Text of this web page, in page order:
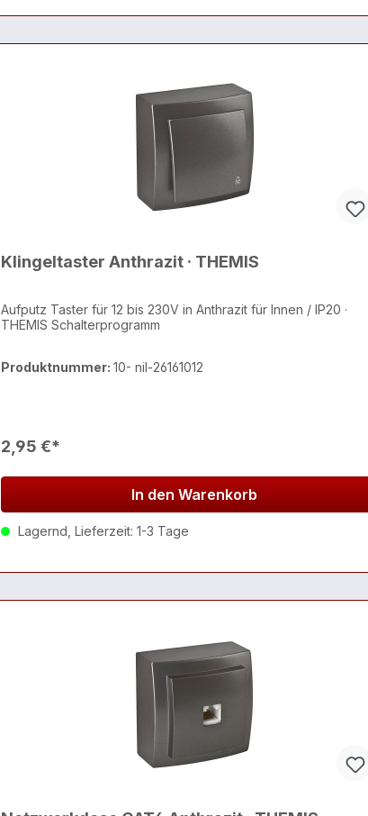
Klingeltaster Anthrazit · THEMIS
Aufputz Taster für 12 bis 230V in Anthrazit für Innen / IP20 ·
THEMIS Schalterprogramm
Produktnummer: 10- nil-26161012
2,95 €*
In den Warenkorb
Lagernd, Lieferzeit: 1-3 Tage